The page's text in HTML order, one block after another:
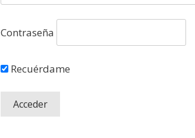
Contraseña
Recuérdame